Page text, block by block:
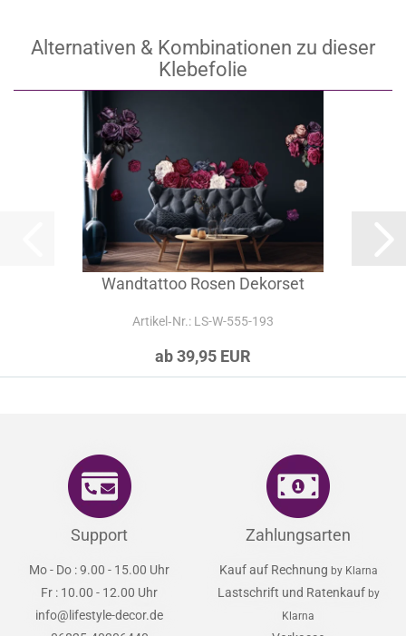
Alternativen & Kombinationen zu dieser
Klebefolie
Wandtattoo Rosen Dekorset
Artikel‑Nr.: LS-W-555-193
ab 39,95 EUR
Support
Mo - Do : 9.00 - 15.00 Uhr
Fr : 10.00 - 12.00 Uhr
info@lifestyle-decor.de
Zahlungsarten
Kauf auf Rechnung by Klarna
Lastschrift und Ratenkauf by
Klarna